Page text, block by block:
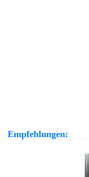
Empfehlungen: